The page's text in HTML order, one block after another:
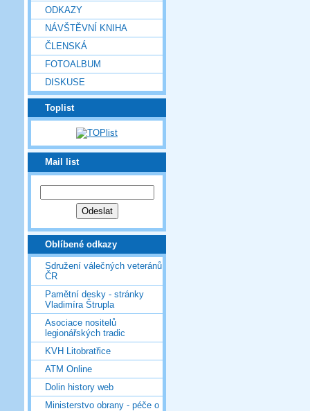
ODKAZY
NÁVŠTĚVNÍ KNIHA
ČLENSKÁ
FOTOALBUM
DISKUSE
Toplist
Mail list
Oblíbené odkazy
Sdružení válečných veteránů
ČR
Pamětní desky - stránky
Vladimíra Štrupla
Asociace nositelů
legionářských tradic
KVH Litobratřice
ATM Online
Dolin history web
Ministerstvo obrany - péče o